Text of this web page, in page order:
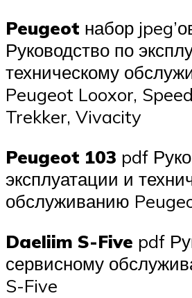
Peugeot набор
Руководство по
техническому
Peugeot Looxor,
Trekker, Vivacity
Peugeot 103 pdf
эксплуатации и
обслуживанию
Daeliim S-Five pdf
сервисному
S-Five